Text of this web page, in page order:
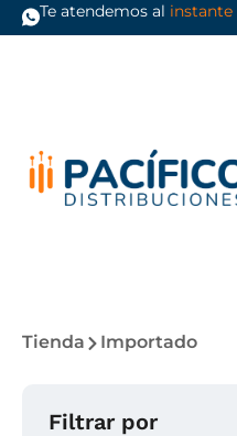
Te atendemos al instante
Tienda Importado
Filtrar por